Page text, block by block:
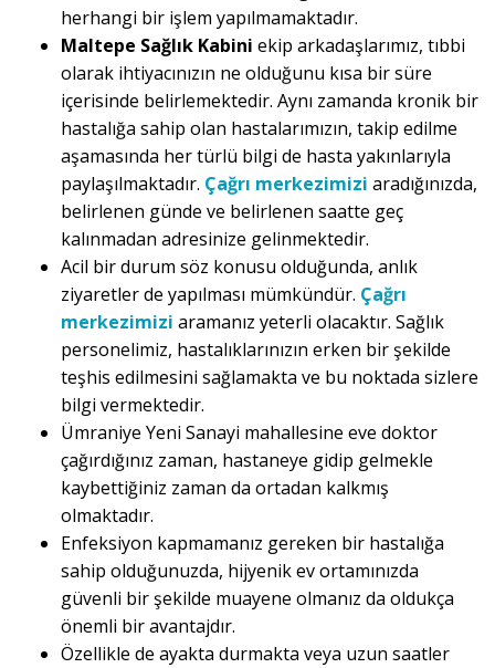
herhangi bir işlem yapılmamaktadır.
Maltepe Sağlık Kabini ekip arkadaşlarımız, tıbbi
olarak ihtiyacınızın ne olduğunu kısa bir süre
içerisinde belirlemektedir. Aynı zamanda kronik bir
hastalığa sahip olan hastalarımızın, takip edilme
aşamasında her türlü bilgi de hasta yakınlarıyla
paylaşılmaktadır. Çağrı merkezimizi aradığınızda,
belirlenen günde ve belirlenen saatte geç
kalınmadan adresinize gelinmektedir.
Acil bir durum söz konusu olduğunda, anlık
ziyaretler de yapılması mümkündür. Çağrı
merkezimizi aramanız yeterli olacaktır. Sağlık
personelimiz, hastalıklarınızın erken bir şekilde
teşhis edilmesini sağlamakta ve bu noktada sizlere
bilgi vermektedir.
Ümraniye Yeni Sanayi mahallesine eve doktor
çağırdığınız zaman, hastaneye gidip gelmekle
kaybettiğiniz zaman da ortadan kalkmış
olmaktadır.
Enfeksiyon kapmamanız gereken bir hastalığa
sahip olduğunuzda, hijyenik ev ortamınızda
güvenli bir şekilde muayene olmanız da oldukça
önemli bir avantajdır.
Özellikle de ayakta durmakta veya uzun saatler